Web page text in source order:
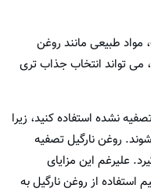
مواد طبیعی مانند روغن
می تواند انتخاب جذاب تری
نشده استفاده کنید، زیرا
روغن نارگیل تصفیه
علیرغم این مزایای
استفاده از روغن نارگیل به